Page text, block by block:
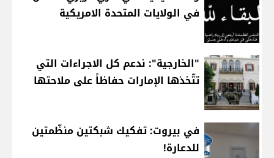
في الولايات المتحدة الامريكية
"الخارجية": ندعم كل الاجراءات التي
تتّخذها الإمارات حفاظاً على ملاحتها
في بيروت: تفكيك شبكتين منظّمتين
للدعارة!